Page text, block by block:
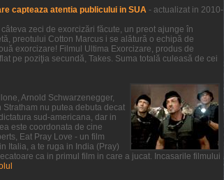
capteaza atentia publicului in SUA - actualizat in 2010-
zeci de exorcizări făcute, un preot ajunge în
preotului Cotton Marcus i se alătură o echipă de
exorcizare! Filmul Ultima Exorcizare, produs de
pe poziţia secundă, Takes. Suma totală culeasă de cei
Arnold Schwarzenegger,
nu putea debuta decat
sud-americana, dar in
este coordonata de cine
Eat Pray Love - un film
Italia, a te ruga in India (Pray)
ca in primul film in care a jucat. Incasarile filmului